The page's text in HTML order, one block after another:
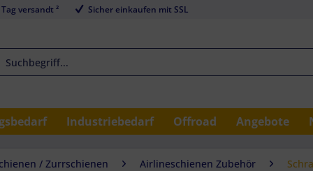
versandt ² Sicher einkaufen mit SSL
Industriebedarf Offroad Angebote
/ Zurrschienen Airlineschienen Zubehör